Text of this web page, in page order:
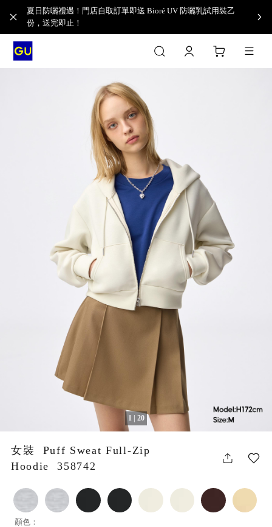
夏日防曬禮遇！門店自取訂單即送 Bioré UV 防曬乳試用裝乙
份，送完即止！
1 | 20
女裝 Puff Sweat Full-Zip
Hoodie 358742
顏色：